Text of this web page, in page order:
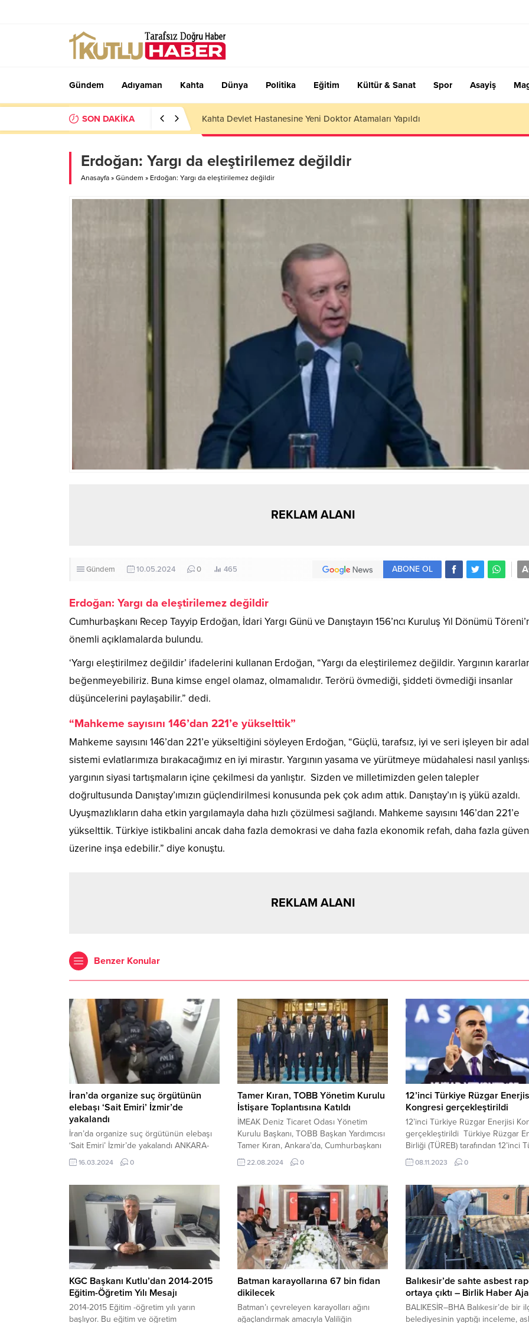
Gündem Adıyaman Kahta Dünya Politika Eğitim Kültür & Sanat Spor Asayiş
SON DAKİKA Kahta Devlet Hastanesine Yeni Doktor Atamaları Yapıldı
Erdoğan: Yargı da eleştirilemez değildir
Anasayfa » Gündem » Erdoğan: Yargı da eleştirilemez değildir
REKLAM ALANI
Gündem 10.05.2024 0 465 A
ABONE OL
Erdoğan: Yargı da eleştirilemez değildir
Cumhurbaşkanı Recep Tayyip Erdoğan, İdari Yargı Günü ve Danıştayın 156’ncı Kuruluş Yıl Dönümü
önemli açıklamalarda bulundu.
‘Yargı eleştirilmez değildir’ ifadelerini kullanan Erdoğan, “Yargı da eleştirilemez değildir. Yargının
beğenmeyebiliriz. Buna kimse engel olamaz, olmamalıdır. Terörü övmediği, şiddeti övmediği insanlar
düşüncelerini paylaşabilir.” dedi.
“Mahkeme sayısını 146’dan 221’e yükselttik”
Mahkeme sayısını 146’dan 221’e yükseltiğini söyleyen Erdoğan, “Güçlü, tarafsız, iyi ve seri işleyen bir
sistemi evlatlarımıza bırakacağımız en iyi mirastır. Yargının yasama ve yürütmeye müdahalesi nasıl
yargının siyasi tartışmaların içine çekilmesi da yanlıştır. Sizden ve milletimizden gelen talepler
doğrultusunda Danıştay’ımızın güçlendirilmesi konusunda pek çok adım attık. Danıştay’ın iş yükü azaldı.
Uyuşmazlıkların daha etkin yargılamayla daha hızlı çözülmesi sağlandı. Mahkeme sayısını 146’dan 221’e
yükselttik. Türkiye istikbalini ancak daha fazla demokrasi ve daha fazla ekonomik refah, daha fazla
üzerine inşa edebilir.” diye konuştu.
REKLAM ALANI
Benzer Konular
İran’da organize suç örgütünün
elebaşı ‘Sait Emiri’ İzmir’de
yakalandı
İran’da organize suç örgütünün elebaşı
‘Sait Emiri’ İzmir’de yakalandı ANKARA-
BHA İçişleri Bakanı Ali Yerlikaya sosyal
medya hesabından paylaştığı gönderide
örgütünün elebaşının Kartel-6
operasyonuyla İzmir’de yakalandığını
duyurdu. Yerlikaya paylaştığı gönderide
şu ifadelere yer verdi: “İran’da Yasa Dışı
Bahis Oynatan Organize Suç Örgütünün
elebaşı olan...
16.03.2024 0
Tamer Kıran, TOBB Yönetim Kurulu
İstişare Toplantısına Katıldı
İMEAK Deniz Ticaret Odası Yönetim
Kurulu Başkanı, TOBB Başkan Yardımcısı
Tamer Kıran, Ankara’da, Cumhurbaşkanı
Yardımcısı Cevdet Yılmaz ve
Cumhurbaşkanlığı Strateji ve Bütçe
düzenlenen Türkiye Odalar ve Borsalar
Birliği Yönetim Kurulu İstişare
Toplantısına katıldı. 22 Ağustos 2024,
12:36 yayınlandı ...
22.08.2024 0
12’inci Türkiye Rüzgar
Kongresi gerçekleştirildi
12’inci Türkiye Rüzgar Enerjisi
gerçekleştirildi Türkiye Rüzgar
Birliği (TÜREB) tarafından 12’inci
Rüzgar Enerjisi Kongresi
Sanayi ve Teknoloji Bakanı
emisyon hedeflerine katkısının
olduğunu vurguladı. Türkiye’nin
sürdürülebilir ve yenilebilir enerji
projeleriyle enerjide tam bağımsız
olabilmek için yeşil enerji
kıymet...
08.11.2023 0
KGC Başkanı Kutlu’dan 2014-2015
Eğitim-Öğretim Yılı Mesajı
2014-2015 Eğitim -öğretim yılı yarın
başlıyor. Bu eğitim ve öğretim
Batman karayollarına 67 bin fidan
dikilecek
Batman’ı çevreleyen karayolları ağını
ağaçlandırmak amacıyla Valiliğin
Balıkesir’de sahte asbest
ortaya çıktı – Birlik Haber
BALIKESİR–BHA Balıkesir’de bir
belediyesinin yaptığı inceleme,